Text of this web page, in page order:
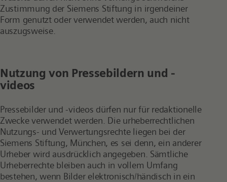
Zustimmung der Siemens Stiftung in irgendeiner
Form genutzt oder verwendet werden, auch nicht
auszugsweise.
Nutzung von Pressebildern und -
videos
Pressebilder und -videos dürfen nur für redaktionelle
Zwecke verwendet werden. Die urheberrechtlichen
Nutzungs- und Verwertungsrechte liegen bei der
Siemens Stiftung, München, es sei denn, ein anderer
Urheber wird ausdrücklich angegeben. Sämtliche
Urheberrechte bleiben auch in vollem Umfang
bestehen, wenn Bilder elektronisch/händisch in ein